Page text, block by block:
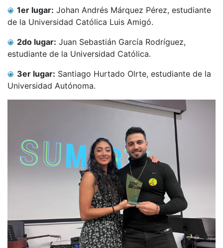
1er lugar: Johan Andrés Márquez Pérez, estudiante
de la Universidad Católica Luis Amigó.
2do lugar: Juan Sebastián García Rodríguez,
estudiante de la Universidad Católica.
3er lugar: Santiago Hurtado Olrte, estudiante de la
Universidad Autónoma.